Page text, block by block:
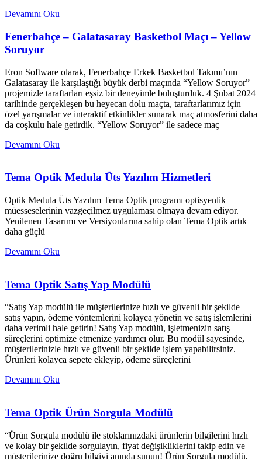
Devamını Oku
Fenerbahçe – Galatasaray Basketbol Maçı – Yellow
Soruyor
Eron Software olarak, Fenerbahçe Erkek Basketbol Takımı’nın
Galatasaray ile karşılaştığı büyük derbi maçında “Yellow Soruyor”
projemizle taraftarları eşsiz bir deneyimle buluşturduk. 4 Şubat 2024
tarihinde gerçekleşen bu heyecan dolu maçta, taraftarlarımız için
özel yarışmalar ve interaktif etkinlikler sunarak maç atmosferini daha
da coşkulu hale getirdik. “Yellow Soruyor” ile sadece maç
Devamını Oku
Tema Optik Medula Üts Yazılım Hizmetleri
Optik Medula Üts Yazılım Tema Optik programı optisyenlik
müesseselerinin vazgeçilmez uygulaması olmaya devam ediyor.
Yenilenen Tasarımı ve Versiyonlarına sahip olan Tema Optik artık
daha güçlü
Devamını Oku
Tema Optik Satış Yap Modülü
“Satış Yap modülü ile müşterilerinize hızlı ve güvenli bir şekilde
satış yapın, ödeme yöntemlerini kolayca yönetin ve satış işlemlerini
daha verimli hale getirin! Satış Yap modülü, işletmenizin satış
süreçlerini optimize etmenize yardımcı olur. Bu modül sayesinde,
müşterilerinizle hızlı ve güvenli bir şekilde işlem yapabilirsiniz.
Ürünleri kolayca sepete ekleyip, ödeme süreçlerini
Devamını Oku
Tema Optik Ürün Sorgula Modülü
“Ürün Sorgula modülü ile stoklarınızdaki ürünlerin bilgilerini hızlı
ve kolay bir şekilde sorgulayın, fiyat değişikliklerini takip edin ve
müşterilerinize doğru bilgiyi anında sunun! Ürün Sorgula modülü,